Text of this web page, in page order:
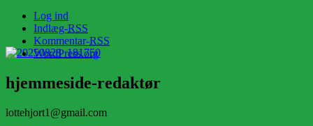
Log ind
Indlæg-RSS
Kommentar-RSS
WordPress.org
hjemmeside-redaktør
lottehjort1@gmail.com